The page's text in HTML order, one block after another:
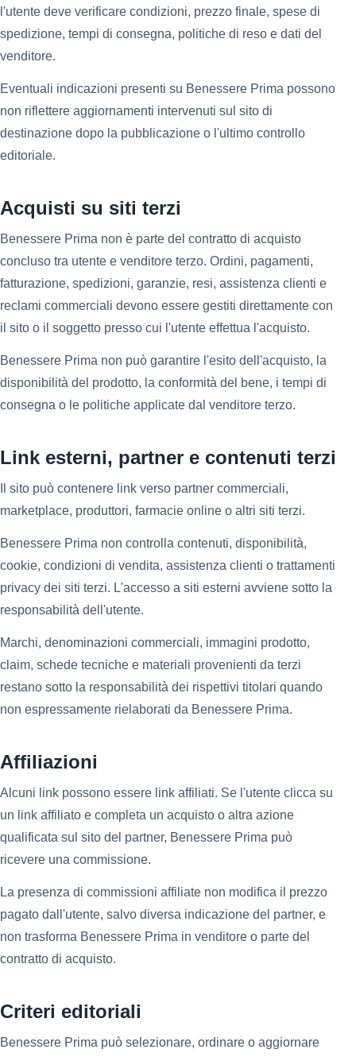
l'utente deve verificare condizioni, prezzo finale, spese di
spedizione, tempi di consegna, politiche di reso e dati del
venditore.
Eventuali indicazioni presenti su Benessere Prima possono
non riflettere aggiornamenti intervenuti sul sito di
destinazione dopo la pubblicazione o l'ultimo controllo
editoriale.
Acquisti su siti terzi
Benessere Prima non è parte del contratto di acquisto
concluso tra utente e venditore terzo. Ordini, pagamenti,
fatturazione, spedizioni, garanzie, resi, assistenza clienti e
reclami commerciali devono essere gestiti direttamente con
il sito o il soggetto presso cui l'utente effettua l'acquisto.
Benessere Prima non può garantire l'esito dell'acquisto, la
disponibilità del prodotto, la conformità del bene, i tempi di
consegna o le politiche applicate dal venditore terzo.
Link esterni, partner e contenuti terzi
Il sito può contenere link verso partner commerciali,
marketplace, produttori, farmacie online o altri siti terzi.
Benessere Prima non controlla contenuti, disponibilità,
cookie, condizioni di vendita, assistenza clienti o trattamenti
privacy dei siti terzi. L'accesso a siti esterni avviene sotto la
responsabilità dell'utente.
Marchi, denominazioni commerciali, immagini prodotto,
claim, schede tecniche e materiali provenienti da terzi
restano sotto la responsabilità dei rispettivi titolari quando
non espressamente rielaborati da Benessere Prima.
Affiliazioni
Alcuni link possono essere link affiliati. Se l'utente clicca su
un link affiliato e completa un acquisto o altra azione
qualificata sul sito del partner, Benessere Prima può
ricevere una commissione.
La presenza di commissioni affiliate non modifica il prezzo
pagato dall'utente, salvo diversa indicazione del partner, e
non trasforma Benessere Prima in venditore o parte del
contratto di acquisto.
Criteri editoriali
Benessere Prima può selezionare, ordinare o aggiornare